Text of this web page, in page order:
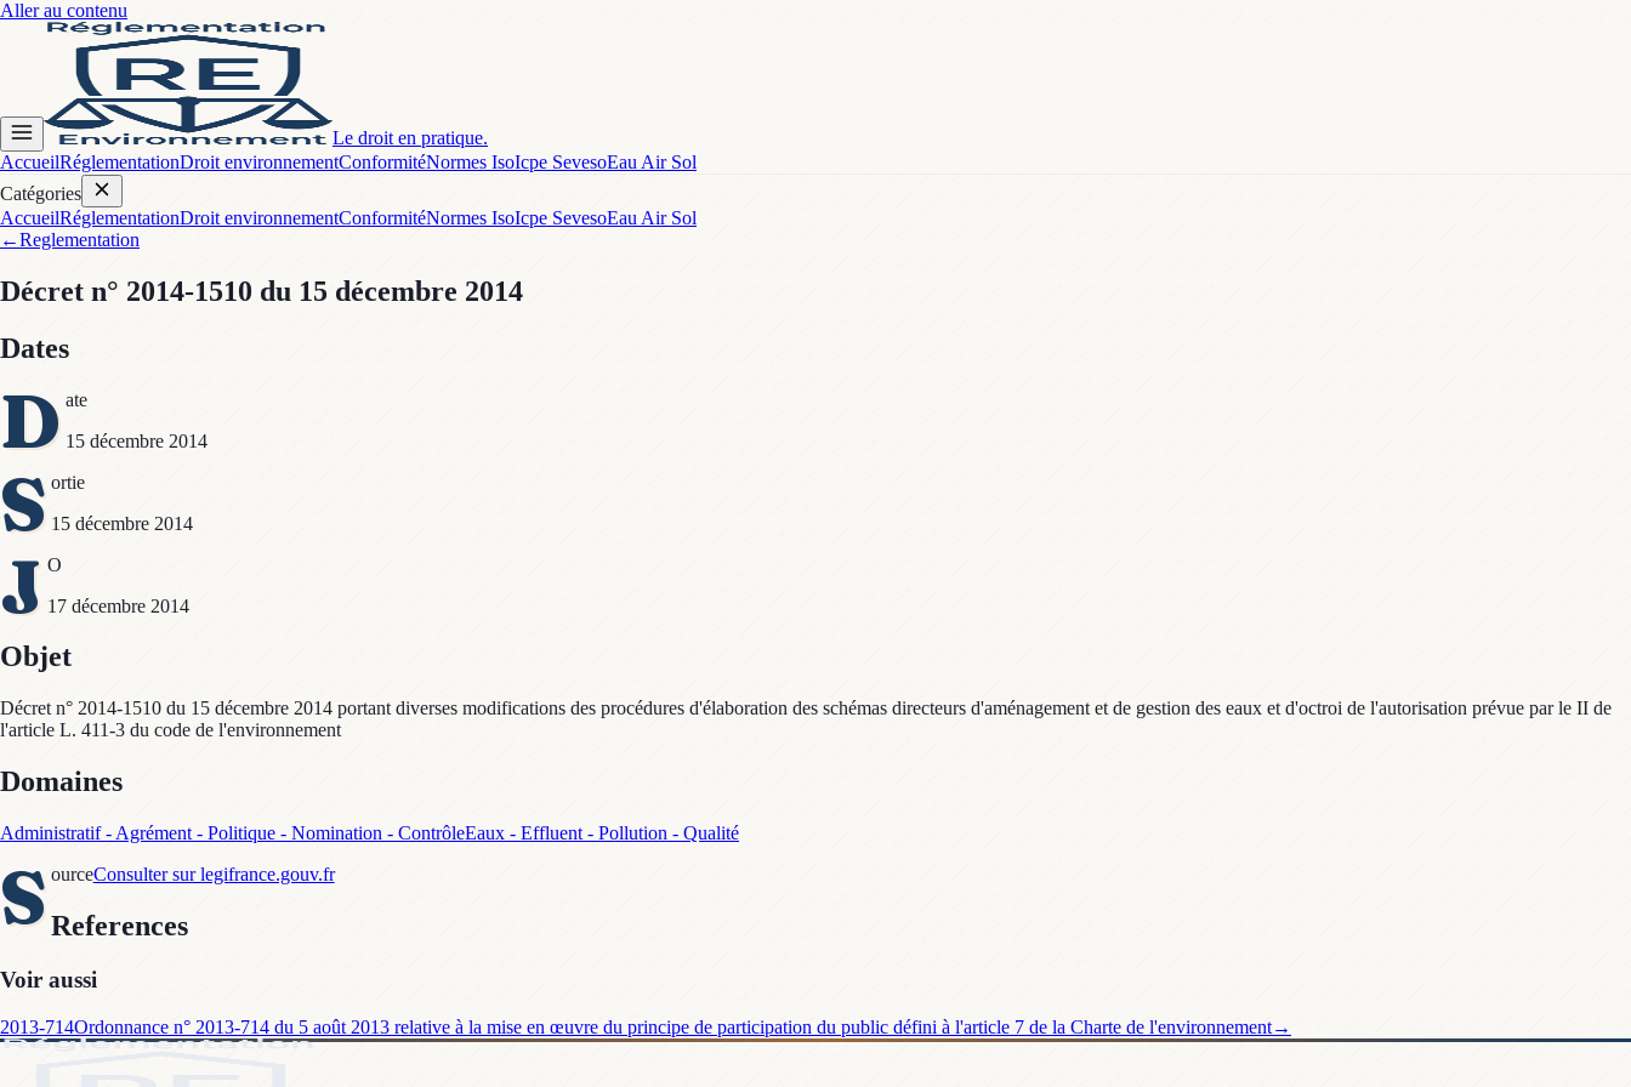
Aller au contenu
Le droit en pratique.
AccueilRéglementationDroit environnementConformitéNormes IsoIcpe SevesoEau Air Sol
Catégories
AccueilRéglementationDroit environnementConformitéNormes IsoIcpe SevesoEau Air Sol
←Reglementation
Décret n° 2014-1510 du 15 décembre 2014
Dates
D ate
15 décembre 2014
S ortie
15 décembre 2014
J O
17 décembre 2014
Objet
Décret n° 2014-1510 du 15 décembre 2014 portant diverses modifications des procédures d'élaboration des schémas directeurs d'aménagement et de gestion des eaux et d'octroi de l'autorisation prévue par le II de
l'article L. 411-3 du code de l'environnement
Domaines
Administratif - Agrément - Politique - Nomination - ContrôleEaux - Effluent - Pollution - Qualité
S ourceConsulter sur legifrance.gouv.fr
References
Voir aussi
2013-714Ordonnance n° 2013-714 du 5 août 2013 relative à la mise en œuvre du principe de participation du public défini à l'article 7 de la Charte de l'environnement→